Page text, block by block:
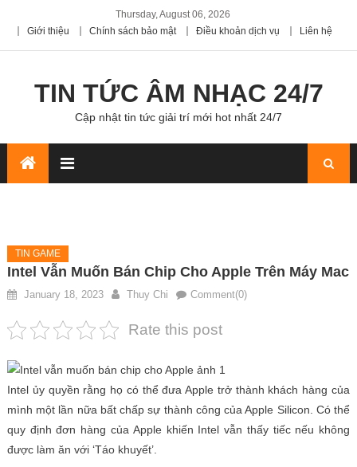
Thursday, August 06, 2026
Giới thiệu
Chính sách bảo mật Điều khoản dịch vụ Liên hệ
TIN TỨC ÂM NHẠC 24/7
Cập nhật tin tức giải trí mới hot nhất 24/7
TIN GAME
Intel Vẫn Muốn Bán Chip Cho Apple Trên Máy Mac
January 18, 2023 Thuy Chi Comment(0)
Rate this post
Intel ủy quyền rằng họ có thể đưa Apple trở thành khách hàng của
mình một lần nữa bất chấp sự thành công của Apple Silicon. Có thể
quy định đơn hàng của Apple khiến Intel vẫn thấy tiếc nếu không
được làm ăn với ‘Táo khuyết’.